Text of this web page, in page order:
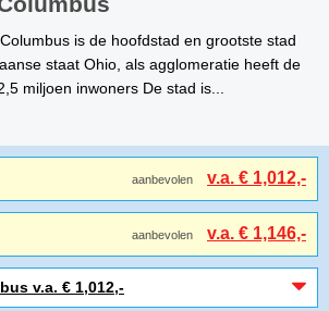
is de hoofdstad en grootste stad
staat Ohio, als agglomeratie heeft de
miljoen inwoners De stad is...
aanbevolen v.a. € 1,012,-
aanbevolen v.a. € 1,146,-
v.a. € 1,012,-